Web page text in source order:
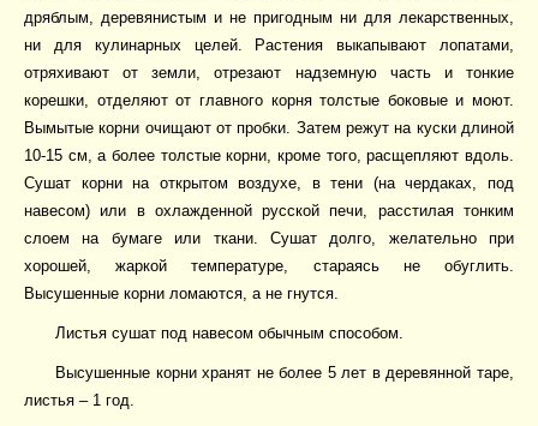
дряблым, деревянистым и не пригодным ни для лекарственных,
ни для кулинарных целей. Растения выкапывают лопатами,
отряхивают от земли, отрезают надземную часть и тонкие
корешки, отделяют от главного корня толстые боковые и моют.
Вымытые корни очищают от пробки. Затем режут на куски длиной
10-15 см, а более толстые корни, кроме того, расщепляют вдоль.
Сушат корни на открытом воздухе, в тени (на чердаках, под
навесом) или в охлажденной русской печи, расстилая тонким
слоем на бумаге или ткани. Сушат долго, желательно при
хорошей, жаркой температуре, стараясь не обуглить.
Высушенные корни ломаются, а не гнутся.
Листья сушат под навесом обычным способом.
Высушенные корни хранят не более 5 лет в деревянной таре,
листья – 1 год.